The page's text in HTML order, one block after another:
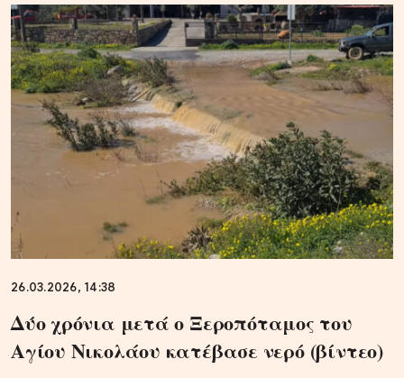
26.03.2026, 14:38
Δύο χρόνια μετά ο Ξεροπόταμος του
Αγίου Νικολάου κατέβασε νερό (βίντεο)